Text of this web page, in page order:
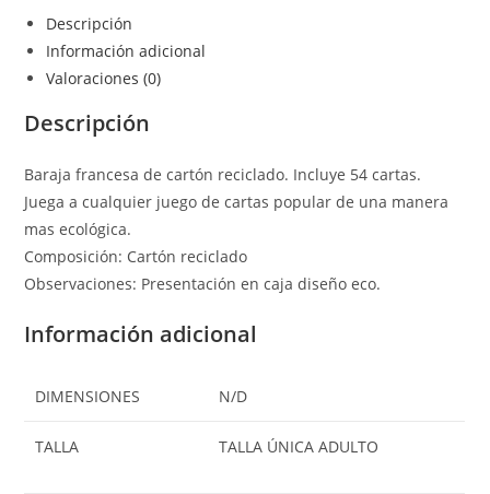
Descripción
Información adicional
Valoraciones (0)
Descripción
Baraja francesa de cartón reciclado. Incluye 54 cartas.
Juega a cualquier juego de cartas popular de una manera
mas ecológica.
Composición: Cartón reciclado
Observaciones: Presentación en caja diseño eco.
Información adicional
DIMENSIONES N/D
TALLA TALLA ÚNICA ADULTO